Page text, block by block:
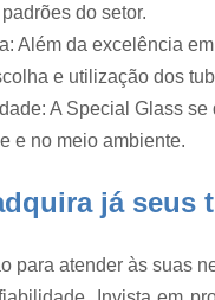
Funil de vidro
Funis de vidro
Medidor de
umidade de
algodão
Reatores de
do setor.
Além da excelência
e utilização dos
A Special Glass
e no meio ambiente.
já seus
para atender às suas